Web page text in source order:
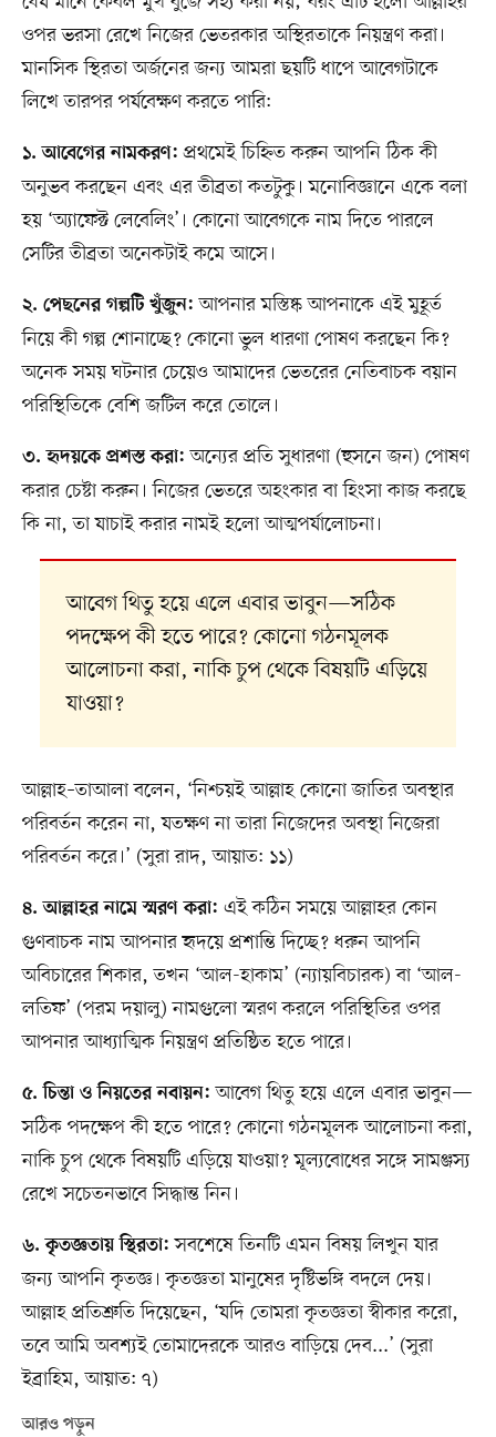
ওপর ভরসা রেখে নিজের ভেতরকার অস্থিরতাকে নিয়ন্ত্রণ করা।
মানসিক স্থিরতা অর্জনের জন্য আমরা ছয়টি ধাপে আবেগটাকে
লিখে তারপর পর্যবেক্ষণ করতে পারি:
১. আবেগের নামকরণ:প্রথমেই চিহ্নিত করুন আপনি ঠিক কী
অনুভব করছেন এবং এর তীব্রতা কতটুকু। মনোবিজ্ঞানে একে বলা
হয় ‘অ্যাফেক্ট লেবেলিং’। কোনো আবেগকে নাম দিতে পারলে
সেটির তীব্রতা অনেকটাই কমে আসে।
২. পেছনের গল্পটি খুঁজুন:আপনার মস্তিষ্ক আপনাকে এই মুহূর্ত
নিয়ে কী গল্প শোনাচ্ছে? কোনো ভুল ধারণা পোষণ করছেন কি?
অনেক সময় ঘটনার চেয়েও আমাদের ভেতরের নেতিবাচক বয়ান
পরিস্থিতিকে বেশি জটিল করে তোলে।
৩. হৃদয়কে প্রশস্ত করা:অন্যের প্রতি সুধারণা (হুসনে জন) পোষণ
করার চেষ্টা করুন। নিজের ভেতরে অহংকার বা হিংসা কাজ করছে
কি না, তা যাচাই করার নামই হলো আত্মপর্যালোচনা।
আবেগ থিতু হয়ে এলে এবার ভাবুন—সঠিক
পদক্ষেপ কী হতে পারে? কোনো গঠনমূলক
আলোচনা করা, নাকি চুপ থেকে বিষয়টি এড়িয়ে
যাওয়া?
আল্লাহ–তাআলা বলেন, ‘নিশ্চয়ই আল্লাহ কোনো জাতির অবস্থার
পরিবর্তন করেন না, যতক্ষণ না তারা নিজেদের অবস্থা নিজেরা
পরিবর্তন করে।’ (সুরা রাদ, আয়াত: ১১)
৪. আল্লাহর নামে স্মরণ করা: এই কঠিন সময়ে আল্লাহর কোন
গুণবাচক নাম আপনার হৃদয়ে প্রশান্তি দিচ্ছে? ধরুন আপনি
অবিচারের শিকার, তখন ‘আল-হাকাম’ (ন্যায়বিচারক) বা ‘আল-
লতিফ’ (পরম দয়ালু) নামগুলো স্মরণ করলে পরিস্থিতির ওপর
আপনার আধ্যাত্মিক নিয়ন্ত্রণ প্রতিষ্ঠিত হতে পারে।
৫. চিন্তা ও নিয়তের নবায়ন:আবেগ থিতু হয়ে এলে এবার ভাবুন—
সঠিক পদক্ষেপ কী হতে পারে? কোনো গঠনমূলক আলোচনা করা,
নাকি চুপ থেকে বিষয়টি এড়িয়ে যাওয়া? মূল্যবোধের সঙ্গে সামঞ্জস্য
রেখে সচেতনভাবে সিদ্ধান্ত নিন।
৬. কৃতজ্ঞতায় স্থিরতা:সবশেষে তিনটি এমন বিষয় লিখুন যার
জন্য আপনি কৃতজ্ঞ। কৃতজ্ঞতা মানুষের দৃষ্টিভঙ্গি বদলে দেয়।
আল্লাহ প্রতিশ্রুতি দিয়েছেন, ‘যদি তোমরা কৃতজ্ঞতা স্বীকার করো,
তবে আমি অবশ্যই তোমাদেরকে আরও বাড়িয়ে দেব...’ (সুরা
ইব্রাহিম, আয়াত: ৭)
আরও পড়ুন